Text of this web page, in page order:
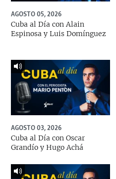
AGOSTO 05, 2026
Cuba al Día con Alain
Espinosa y Luis Domínguez
AGOSTO 03, 2026
Cuba al Día con Oscar
Grandío y Hugo Achá